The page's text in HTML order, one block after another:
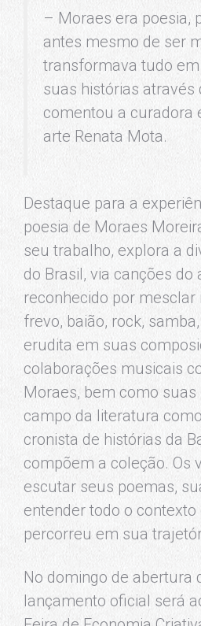
– Moraes era poesia,
antes mesmo de ser
transformava tudo
suas histórias através
comentou a curadora
arte Renata Mota.
Destaque para a
poesia de Moraes
seu trabalho, explora a
do Brasil, via canções do
reconhecido por
frevo, baião, rock,
erudita em suas
colaborações musicais
Moraes, bem como suas
campo da literatura
cronista de histórias da
compõem a coleção. Os
escutar seus poemas,
entender todo o
percorreu em sua
No domingo de abertura
lançamento oficial será